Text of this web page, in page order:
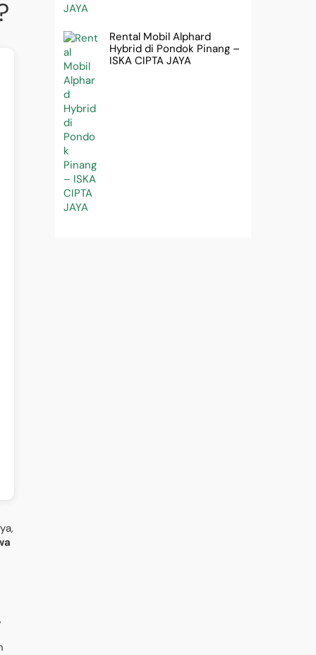
Rental Mobil Alphard
Hybrid di Pondok Pinang –
ISKA CIPTA JAYA